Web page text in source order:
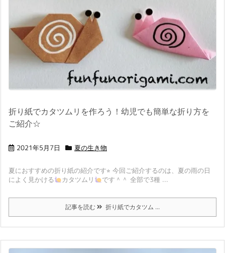
折り紙でカタツムリを作ろう！幼児でも簡単な折り方を
ご紹介☆
2021年5月7日 夏の生き物
夏におすすめの折り紙の紹介です⭐︎ 今回ご紹介するのは、夏の雨の日
によく見かける
カタツムリ です＾＾ 全部で3種 ...
記事を読む 折り紙でカタツム ...